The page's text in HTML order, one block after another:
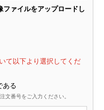
ファイルをアップロードし
て以下より選択してくだ
ある
文番号をご入力ください。